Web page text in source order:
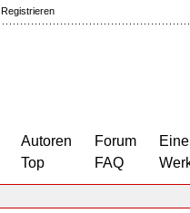
Registrieren
Autoren
Top
Forum
FAQ